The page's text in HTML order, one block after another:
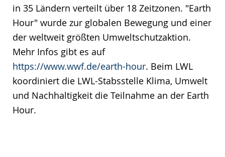
in 35 Ländern verteilt über 18 Zeitzonen. "Earth
Hour" wurde zur globalen Bewegung und einer
der weltweit größten Umweltschutzaktion.
Mehr Infos gibt es auf
https://www.wwf.de/earth-hour. Beim LWL
koordiniert die LWL-Stabsstelle Klima, Umwelt
und Nachhaltigkeit die Teilnahme an der Earth
Hour.